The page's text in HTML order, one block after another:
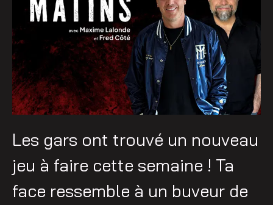
Les gars ont trouvé un nouveau
jeu à faire cette semaine ! Ta
face ressemble à un buveur de